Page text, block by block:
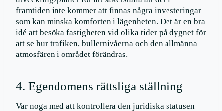
framtiden inte kommer att finnas några investeringar
som kan minska komforten i lägenheten. Det är en bra
idé att besöka fastigheten vid olika tider på dygnet för
att se hur trafiken, bullernivåerna och den allmänna
atmosfären i området förändras.
4. Egendomens rättsliga ställning
Var noga med att kontrollera den juridiska statusen